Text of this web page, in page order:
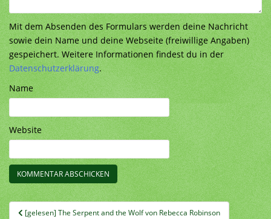
Mit dem Absenden des Formulars werden deine Nachricht
sowie dein Name und deine Webseite (freiwillige Angaben)
gespeichert. Weitere Informationen findest du in der
Datenschutzerklärung.
Name
Website
Beitragsnavigation
[gelesen] The Serpent and the Wolf von Rebecca Robinson